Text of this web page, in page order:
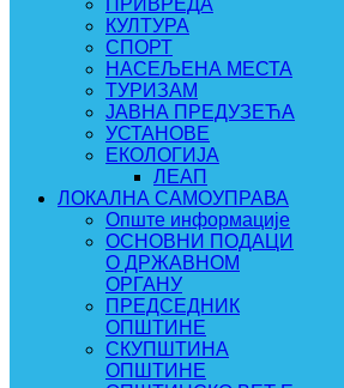
ПРИВРЕДА
КУЛТУРА
СПОРТ
НАСЕЉЕНА МЕСТА
ТУРИЗАМ
ЈАВНА ПРЕДУЗЕЋА
УСТАНОВЕ
ЕКОЛОГИЈА
ЛЕАП
ЛОКАЛНА САМОУПРАВА
Опште информације
ОСНОВНИ ПОДАЦИ
О ДРЖАВНОМ
ОРГАНУ
ПРЕДСЕДНИК
ОПШТИНЕ
СКУПШТИНА
ОПШТИНЕ